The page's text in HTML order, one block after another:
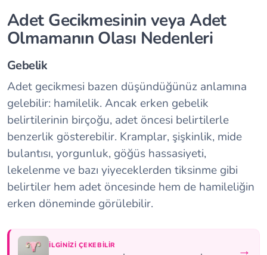
Adet Gecikmesinin veya Adet
Olmamanın Olası Nedenleri
Gebelik
Adet gecikmesi bazen düşündüğünüz anlamına
gelebilir: hamilelik. Ancak erken gebelik
belirtilerinin birçoğu, adet öncesi belirtilerle
benzerlik gösterebilir. Kramplar, şişkinlik, mide
bulantısı, yorgunluk, göğüs hassasiyeti,
lekelenme ve bazı yiyeceklerden tiksinme gibi
belirtiler hem adet öncesinde hem de hamileliğin
erken döneminde görülebilir.
İLGINIZI ÇEKEBILIR →